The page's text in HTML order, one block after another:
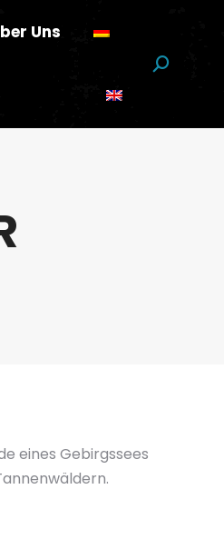
Uns
Suchen:
eines Gebirgssees